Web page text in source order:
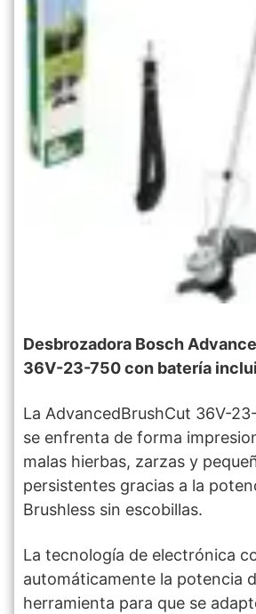
Desbrozadora Bosch
36V-23-750 con batería
La AdvancedBrushCut 36V-
se enfrenta de forma
malas hierbas, zarzas y
persistentes gracias a la
Brushless sin escobillas.
La tecnología de electrónica
automáticamente la potencia
herramienta para que se